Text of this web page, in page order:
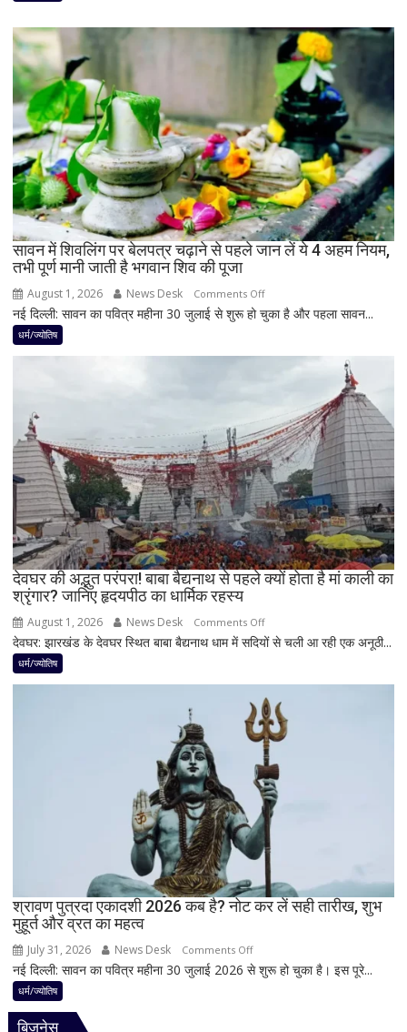
शनि
नवपंचम
योग,
इन
3
राशियों
पर
रह
सकती
है
शुभ
करियर
और
योग
सावन में शिवलिंग पर बेलपत्र चढ़ाने से पहले जान लें ये 4 अहम नियम,
तभी पूर्ण मानी जाती है भगवान शिव की पूजा
August 1, 2026 News Desk Comments Offon
सावन
से
पहले
जान
लें
ये
4
अहम
नियम,
मानी
शिव
की
पूजा
नई दिल्ली: सावन का पवित्र महीना 30 जुलाई से शुरू हो चुका है और पहला सावन...
धर्म/ज्योतिष
देवघर की अद्भुत परंपरा! बाबा बैद्यनाथ से पहले क्यों होता है मां काली का
श्रृंगार? जानिए हृदयपीठ का धार्मिक रहस्य
August 1, 2026 News Desk Comments Offon
देवघर
परंपरा!
बाबा
बैद्यनाथ
से
पहले
क्यों
होता
है
मां
काली
का
हृदयपीठ
का
देवघर: झारखंड के देवघर स्थित बाबा बैद्यनाथ धाम में सदियों से चली आ रही एक अनूठी...
धर्म/ज्योतिष
श्रावण पुत्रदा एकादशी 2026 कब है? नोट कर लें सही तारीख, शुभ
मुहूर्त और व्रत का महत्व
July 31, 2026 News Desk Comments Offon
श्रावण
नई दिल्ली: सावन का पवित्र महीना 30 जुलाई 2026 से शुरू हो चुका है। इस पूरे...
धर्म/ज्योतिष
बिजनेस